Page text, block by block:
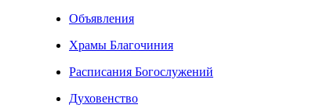
Объявления
Храмы Благочиния
Расписания Богослужений
Духовенство